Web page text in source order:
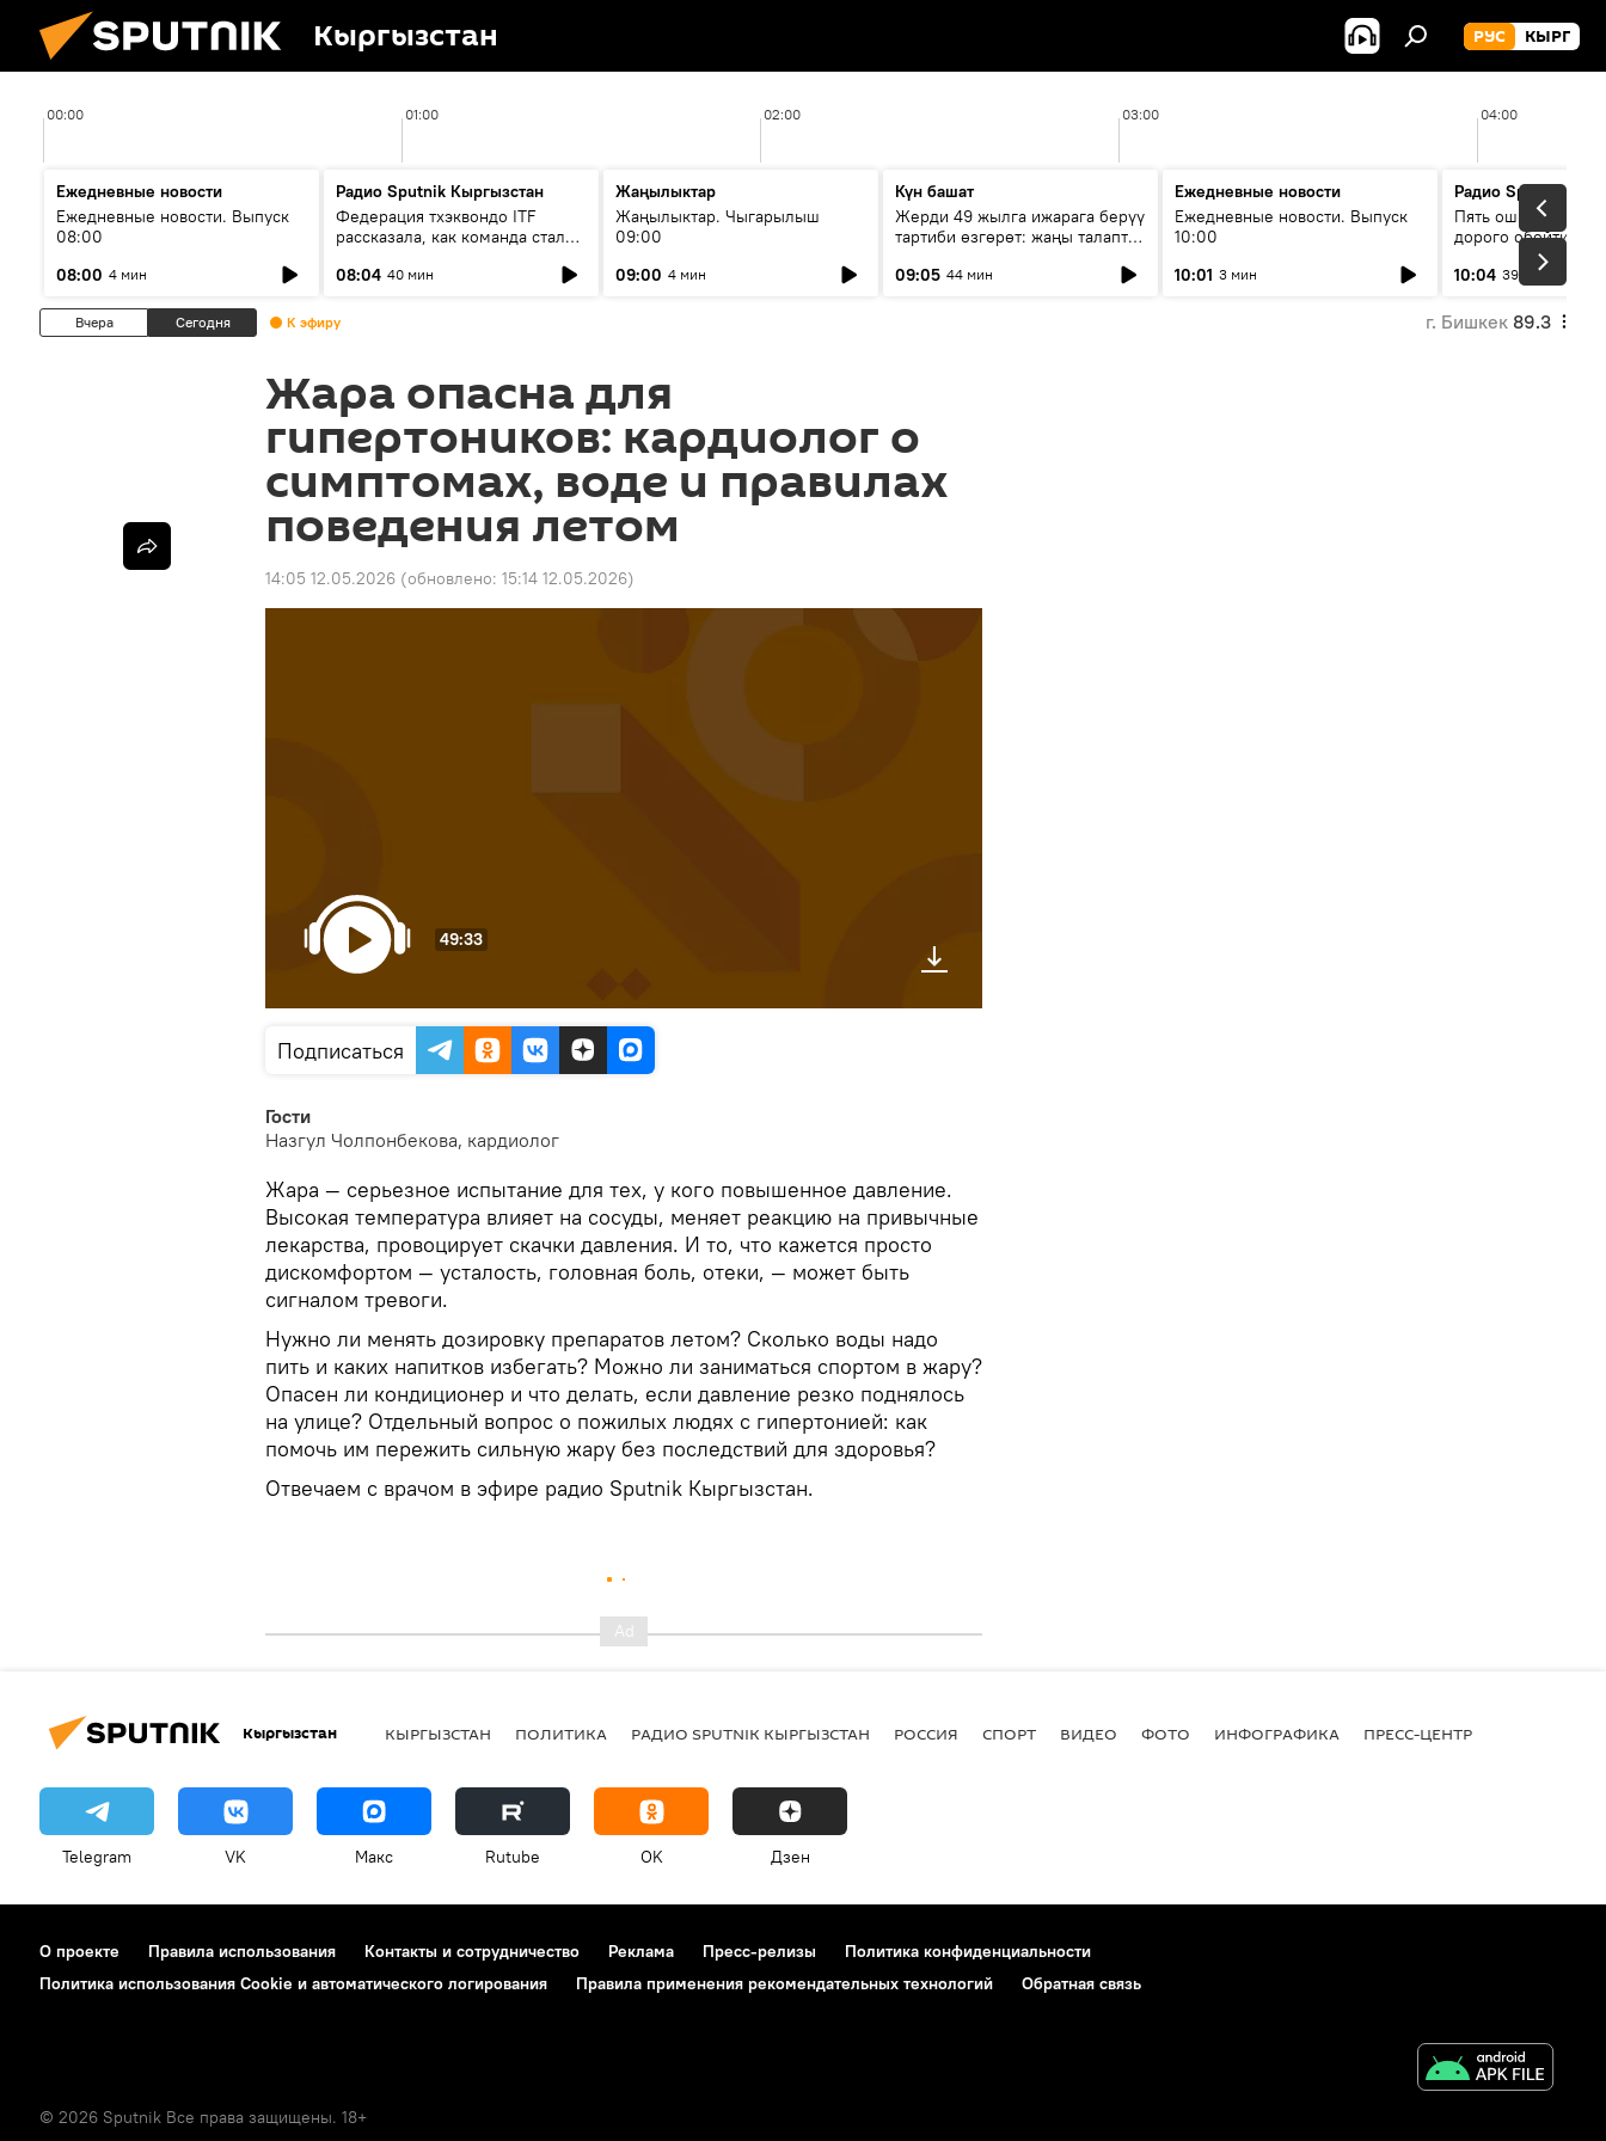
Кыргызстан РУС КЫРГ
00:00 01:00 02:00 03:00 04:00
Ежедневные новости
Ежедневные новости. Выпуск
08:00
08:00 4 мин
Радио Sputnik Кыргызстан
Федерация тхэквондо ITF
рассказала, как команда стала
08:04 40 мин
Жаңылыктар
Жаңылыктар. Чыгарылыш
09:00
09:00 4 мин
Күн башат
Жерди 49 жылга ижарага берүү
тартиби өзгөрөт: жаңы талаптар
09:05 44 мин
Ежедневные новости
Ежедневные новости. Выпуск
10:00
10:01 3 мин
Радио Sputnik
Пять ошибок
дорого обойтись
10:04 39 мин
Вчера Сегодня К эфиру г. Бишкек 89.3
Жара опасна для
гипертоников: кардиолог о
симптомах, воде и правилах
поведения летом
14:05 12.05.2026 (обновлено: 15:14 12.05.2026)
49:33
Подписаться
Гости
Назгул Чолпонбекова, кардиолог
Жара — серьезное испытание для тех, у кого повышенное давление.
Высокая температура влияет на сосуды, меняет реакцию на привычные
лекарства, провоцирует скачки давления. И то, что кажется просто
дискомфортом — усталость, головная боль, отеки, — может быть
сигналом тревоги.
Нужно ли менять дозировку препаратов летом? Сколько воды надо
пить и каких напитков избегать? Можно ли заниматься спортом в жару?
Опасен ли кондиционер и что делать, если давление резко поднялось
на улице? Отдельный вопрос о пожилых людях с гипертонией: как
помочь им пережить сильную жару без последствий для здоровья?
Отвечаем с врачом в эфире радио Sputnik Кыргызстан.
Кыргызстан КЫРГЫЗСТАН ПОЛИТИКА РАДИО SPUTNIK КЫРГЫЗСТАН РОССИЯ СПОРТ ВИДЕО ФОТО ИНФОГРАФИКА ПРЕСС-ЦЕНТР
Telegram VK Макс Rutube OK Дзен
О проекте Правила использования Контакты и сотрудничество Реклама Пресс-релизы
Политика конфиденциальности
Политика использования Cookie и автоматического логирования
Правила применения рекомендательных технологий Обратная связь
© 2026 Sputnik Все права защищены. 18+